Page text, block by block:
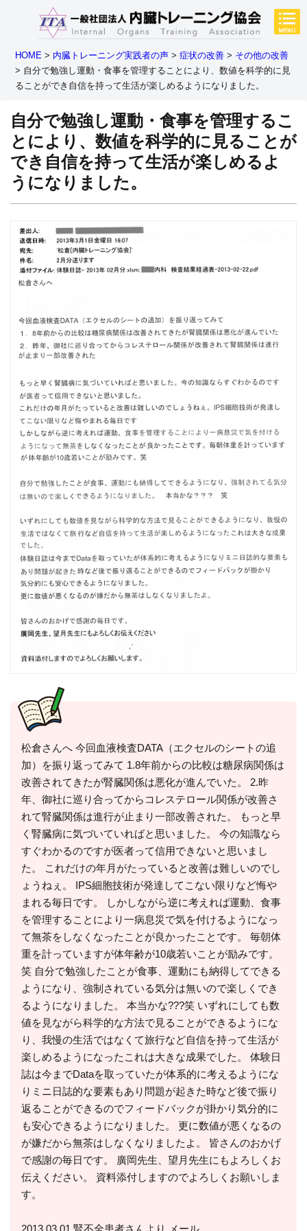
HOME > 内臓トレーニング実践者の声 >症状の改善 > その他の改善
> 自分で勉強し運動・食事を管理することにより、数値を科学的に見
ることができ自信を持って生活が楽しめるようになりました。
自分で勉強し運動・食事を管理するこ
とにより、数値を科学的に見ることが
でき自信を持って生活が楽しめるよ
うになりました。
松倉さんへ 今回血液検査DATA（エクセルのシートの追
加）を振り返ってみて 1.8年前からの比較は糖尿病関係は
改善されてきたが腎臓関係は悪化が進んでいた。 2.昨
年、御社に巡り合ってからコレステロール関係が改善さ
れて腎臓関係は進行が止まり一部改善された。 もっと早
く腎臓病に気づいていればと思いました。 今の知識なら
すぐわかるのですが医者って信用できないと思いまし
た。 これだけの年月がたっていると改善は難しいのでし
ょうねぇ。 IPS細胞技術が発達してこない限りなど悔や
まれる毎日です。 しかしながら逆に考えれば運動、食事
を管理することにより一病息災で気を付けるようになっ
て無茶をしなくなったことが良かったことです。 毎朝体
重を計っていますが体年齢が10歳若いことが励みです。
笑 自分で勉強したことが食事、運動にも納得してできる
ようになり、強制されている気分は無いので楽しくでき
るようになりました。 本当かな???笑 いずれにしても数
値を見ながら科学的な方法で見ることができるようにな
り、我慢の生活ではなくて旅行など自信を持って生活が
楽しめるようになったこれは大きな成果でした。 体験日
誌は今までDataを取っていたが体系的に考えるようにな
りミニ日誌的な要素もあり問題が起きた時など後で振り
返ることができるのでフィードバックが掛かり気分的に
も安心できるようになりました。 更に数値が悪くなるの
が嫌だから無茶はしなくなりましたよ。 皆さんのおかげ
で感謝の毎日です。 廣岡先生、望月先生にもよろしくお
伝えください。 資料添付しますのでよろしくお願いしま
す。